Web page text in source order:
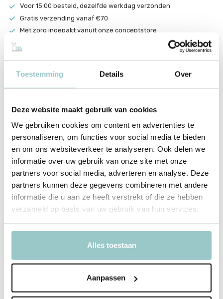
Toestemming Details Over
Deze website maakt gebruik van cookies
We gebruiken cookies om content en advertenties te
personaliseren, om functies voor social media te bieden
en om ons websiteverkeer te analyseren. Ook delen we
informatie over uw gebruik van onze site met onze
partners voor social media, adverteren en analyse. Deze
partners kunnen deze gegevens combineren met andere
informatie die u aan ze heeft verstrekt of die ze hebben
verzameld op basis van uw gebruik van hun services.
Alles toestaan
Aanpassen
Voor 15:00 besteld, dezelfde werkdag verzonden
Gratis verzending vanaf €70
Met zorg ingepakt vanuit onze conceptstore
Productomschrijving
Daily7 Denim Jacket Medium Blue Denim
voor frisse ochtenden en avonden.
De stof voelt stevig maar comfortabel aan. De pasvorm zit relaxed
en draagt prettig. Combineer met andere items van
Productspecificaties
930327
EAN 5713438779367
Daily7
Collectie Spring Summer Collection '26